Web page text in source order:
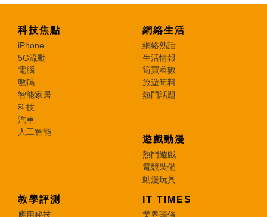
科技焦點
iPhone
5G流動
電腦
數碼
智能家居
科技
汽車
人工智能
網絡生活
網絡熱話
生活情報
筍買着數
旅遊筍料
熱門話題
遊戲動漫
熱門遊戲
電競裝備
動漫玩具
教學評測
應用秘技
IT TIMES
業界頭條